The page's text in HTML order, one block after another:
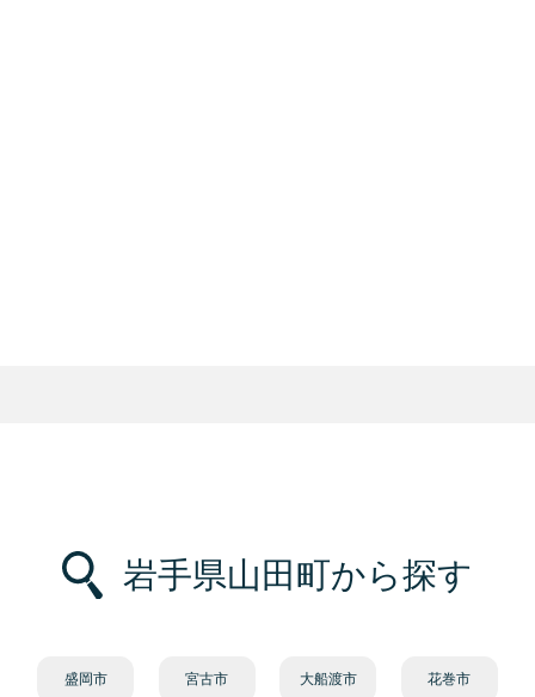
岩手県山田町から探す
盛岡市 宮古市 大船渡市 花巻市